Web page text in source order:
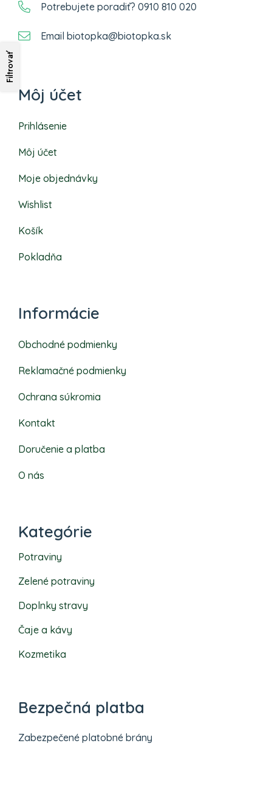
Filtrovať
Potrebujete poradiť? 0910 810 020
Email biotopka@biotopka.sk
Môj účet
Prihlásenie
Môj účet
Moje objednávky
Wishlist
Košík
Pokladňa
Informácie
Obchodné podmienky
Reklamačné podmienky
Ochrana súkromia
Kontakt
Doručenie a platba
O nás
Kategórie
Potraviny
Zelené potraviny
Doplnky stravy
Čaje a kávy
Kozmetika
Bezpečná platba
Zabezpečené platobné brány